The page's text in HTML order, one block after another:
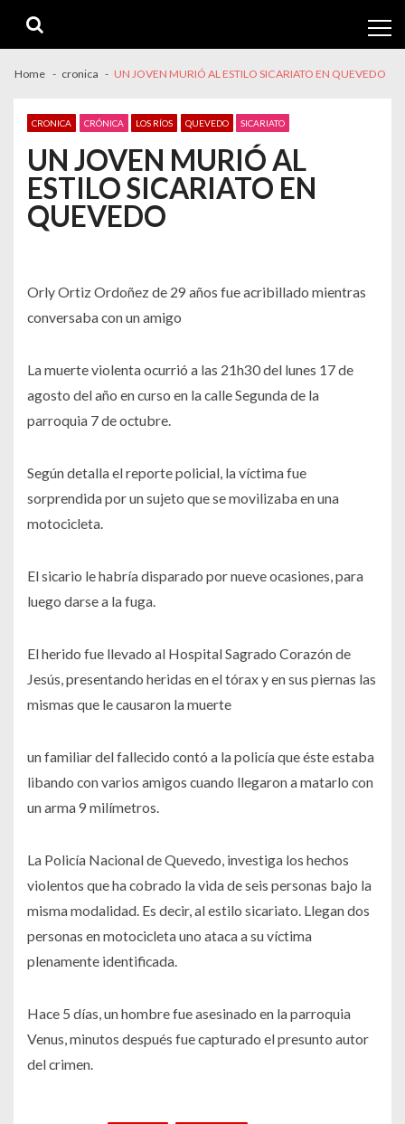
navigation
content
Home cronica UN JOVEN MURIÓ AL ESTILO SICARIATO EN QUEVEDO
CRONICA CRÓNICA LOS RÍOS QUEVEDO SICARIATO
UN JOVEN MURIÓ AL
ESTILO SICARIATO EN
QUEVEDO
Orly Ortiz Ordoñez de 29 años fue acribillado mientras
conversaba con un amigo
La muerte violenta ocurrió a las 21h30 del lunes 17 de
agosto del año en curso en la calle Segunda de la
parroquia 7 de octubre.
Según detalla el reporte policial, la víctima fue
sorprendida por un sujeto que se movilizaba en una
motocicleta.
El sicario le habría disparado por nueve ocasiones, para
luego darse a la fuga.
El herido fue llevado al Hospital Sagrado Corazón de
Jesús, presentando heridas en el tórax y en sus piernas las
mismas que le causaron la muerte
un familiar del fallecido contó a la policía que éste estaba
libando con varios amigos cuando llegaron a matarlo con
un arma 9 milímetros.
La Policía Nacional de Quevedo, investiga los hechos
violentos que ha cobrado la vida de seis personas bajo la
misma modalidad. Es decir, al estilo sicariato. Llegan dos
personas en motocicleta uno ataca a su víctima
plenamente identificada.
Hace 5 días, un hombre fue asesinado en la parroquia
Venus, minutos después fue capturado el presunto autor
del crimen.